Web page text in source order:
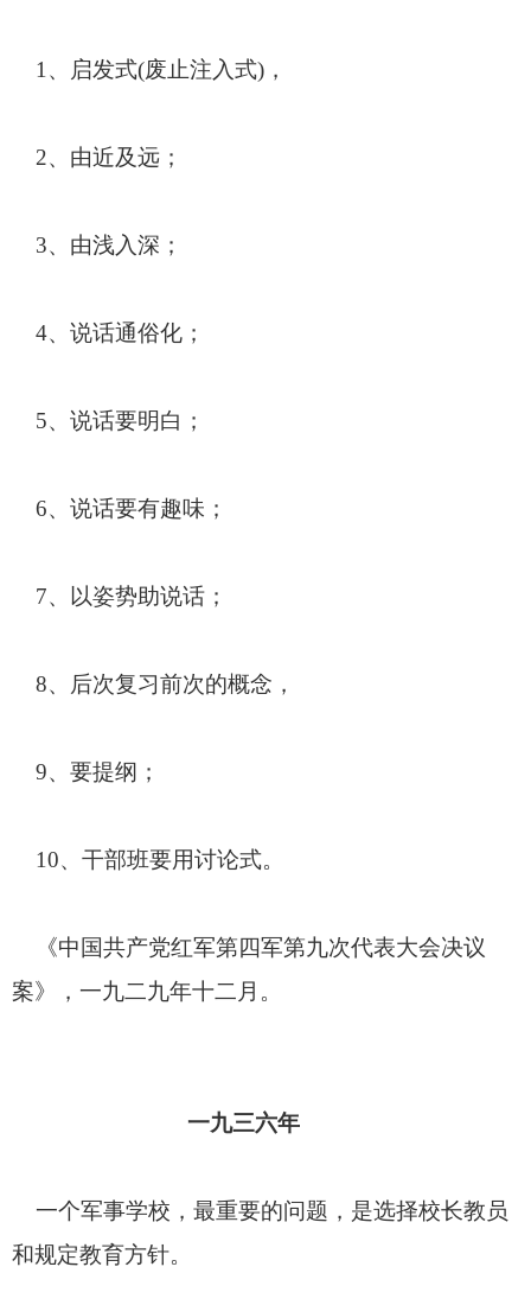
1 、启发式(废止注入式) ，
2、由近及远；
3、由浅入深；
4、说话通俗化；
5、说话要明白；
6、说话要有趣味；
7、以姿势助说话；
8、后次复习前次的概念，
9、要提纲；
10、干部班要用讨论式。
《中国共产党红军第四军第九次代表大会决议
案》，一九二九年十二月。
一九三六年
一个军事学校，最重要的问题，是选择校长教员
和规定教育方针。